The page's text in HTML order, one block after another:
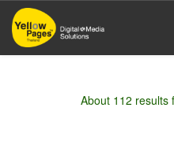
Skip
main
About 112 results